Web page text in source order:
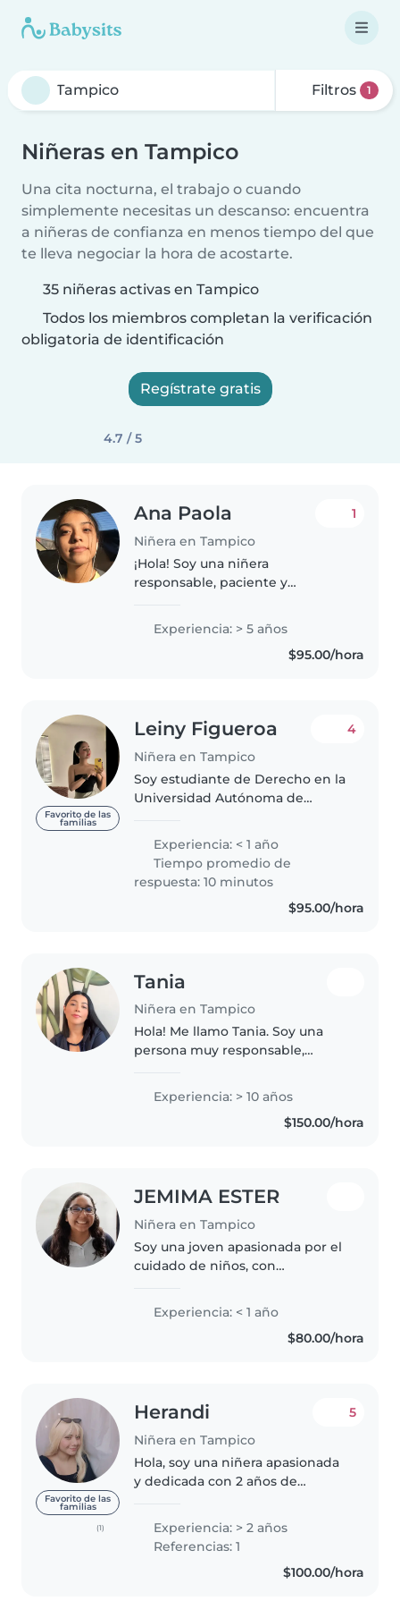
Filtros 1
Niñeras en Tampico
Una cita nocturna, el trabajo o cuando
simplemente necesitas un descanso: encuentra
a niñeras de confianza en menos tiempo del que
te lleva negociar la hora de acostarte.
35 niñeras activas en Tampico
Todos los miembros completan la verificación
obligatoria de identificación
Regístrate gratis
4.7 / 5
Ana Paola
Niñera en Tampico
1
¡Hola! Soy una niñera
responsable, paciente y
de experiencia cuidando niños
de todas las edades. Me
especializo en niños con
Experiencia: > 5 años
$95.00/hora
Favorito de las
familias
Leiny Figueroa
Niñera en Tampico
4
Soy estudiante de Derecho en la
Universidad Autónoma de
amabilidad, tolerancia y
organización. Mantengo siempre
una actitud..
Experiencia: < 1 año
Tiempo promedio de
respuesta: 10 minutos
$95.00/hora
Tania
Niñera en Tampico
Hola! Me llamo Tania. Soy una
persona muy responsable,
encanta convivir con los niños y
apoyarlos en su día a día. Tengo
disponibilidad por las tardes
Experiencia: > 10 años
$150.00/hora
JEMIMA ESTER
Niñera en Tampico
Soy una joven apasionada por el
cuidado de niños, con
lectura. Me encanta jugar y
ayudar con las tareas escolares.
Puedo cuidar en tu hogar y
Experiencia: < 1 año
$80.00/hora
Favorito de las
familias
(1)
Herandi
Niñera en Tampico
5
Hola, soy una niñera apasionada
y dedicada con 2 años de
todas las edades, incluyendo a
aquellos con necesidades
especiales. Soy responsable,
Experiencia: > 2 años
Referencias: 1
$100.00/hora